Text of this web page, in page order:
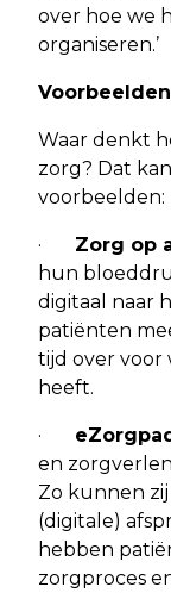
over hoe we
organiseren.’
Waar denkt
zorg? Dat
voorbeelden:
· Zorg op
hun
digitaal naar
patiënten
tijd over voor
heeft.
·
en
Zo kunnen
(digitale)
hebben
zorgproces